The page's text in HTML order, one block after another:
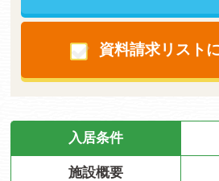
資料請求リスト
入居条件
施設概要